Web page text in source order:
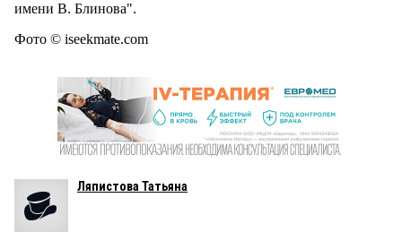
имени В. Блинова".
Фото © iseekmate.com
Ляпистова Татьяна